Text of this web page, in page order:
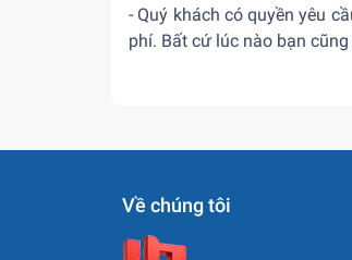
- Quý khách có quyền yêu
phí. Bất cứ lúc nào bạn
Về chúng tôi